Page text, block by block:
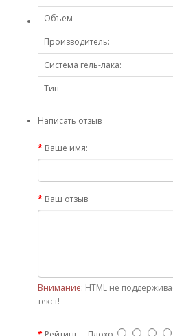
Объем
Производитель:
Система гель-лака:
Тип
Написать отзыв
Ваше имя:
Ваш отзыв
Внимание: HTML не
текст!